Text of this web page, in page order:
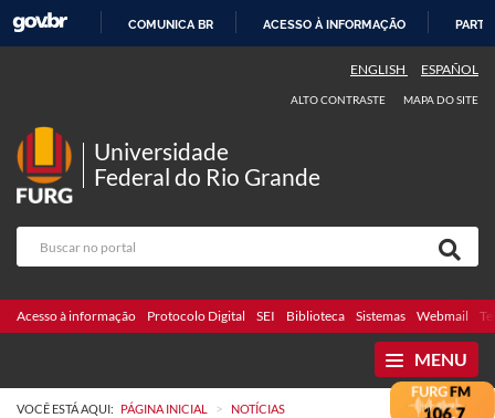
COMUNICA BR ACESSO À INFORMAÇÃO
ENGLISH ESPAÑOL
ALTO CONTRASTE MAPA DO SITE
Universidade
Federal do Rio Grande
Acesso à informação Protocolo Digital SEI Biblioteca Sistemas Webmail
MENU
VOCÊ ESTÁ AQUI: PÁGINA INICIAL > NOTÍCIAS